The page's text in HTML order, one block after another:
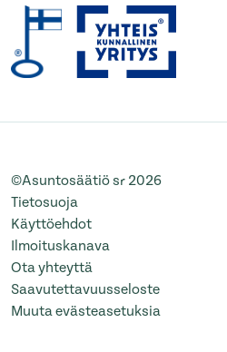
©Asuntosäätiö sr 2026
Tietosuoja
Käyttöehdot
Ilmoituskanava
Ota yhteyttä
Saavutettavuusseloste
Muuta evästeasetuksia